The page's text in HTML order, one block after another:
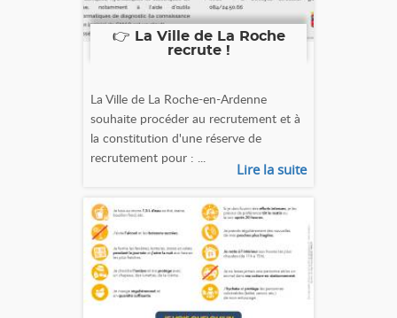
👉 La Ville de La Roche
recrute !
La Ville de La Roche-en-Ardenne
souhaite procéder au recrutement et à
la constitution d'une réserve de
recrutement pour : ...
Lire la suite